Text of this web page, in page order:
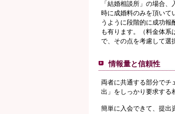
「結婚相談所」の場合
時に成婚料のみを頂いて
うように段階的に成功報
も有ります。（料金体系
で、その点を考慮して選
情報量と信頼性
両者に共通する部分でチ
出」をしっかり要求する
簡単に入会できて、提出